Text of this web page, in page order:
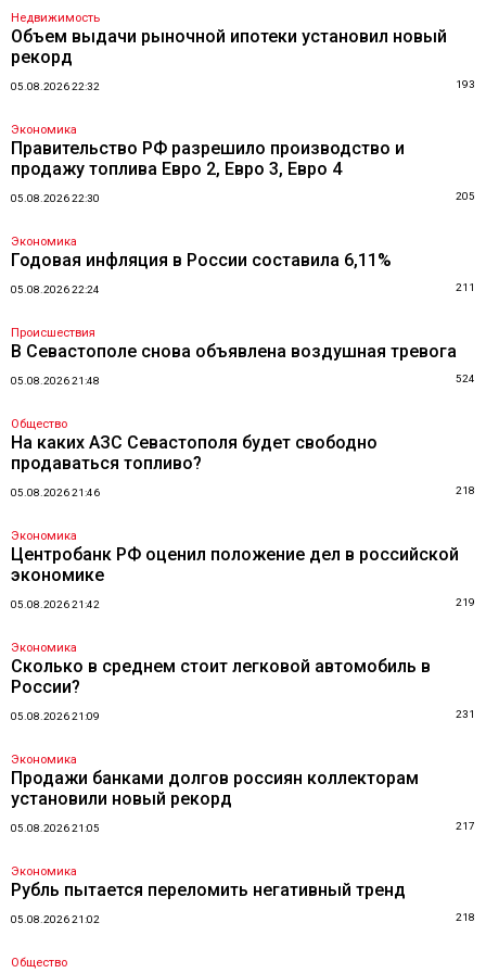
Недвижимость
Объем выдачи рыночной ипотеки установил новый
рекорд
05.08.2026 22:32 193
Экономика
Правительство РФ разрешило производство и
продажу топлива Евро 2, Евро 3, Евро 4
05.08.2026 22:30 205
Экономика
Годовая инфляция в России составила 6,11%
05.08.2026 22:24 211
Происшествия
В Севастополе снова объявлена воздушная тревога
05.08.2026 21:48 524
Общество
На каких АЗС Севастополя будет свободно
продаваться топливо?
05.08.2026 21:46 218
Экономика
Центробанк РФ оценил положение дел в российской
экономике
05.08.2026 21:42 219
Экономика
Сколько в среднем стоит легковой автомобиль в
России?
05.08.2026 21:09 231
Экономика
Продажи банками долгов россиян коллекторам
установили новый рекорд
05.08.2026 21:05 217
Экономика
Рубль пытается переломить негативный тренд
05.08.2026 21:02 218
Общество